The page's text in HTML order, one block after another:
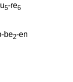
5-re6
be2-en